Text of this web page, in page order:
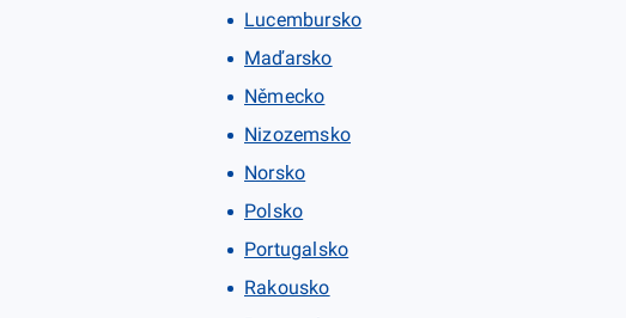
Lucembursko
Maďarsko
Německo
Nizozemsko
Norsko
Polsko
Portugalsko
Rakousko